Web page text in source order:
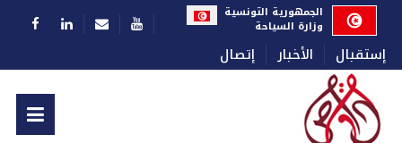
إستقبال الأخبار إتصال
اختر لغتكالجمهورية التونسية
وزارة السياحة